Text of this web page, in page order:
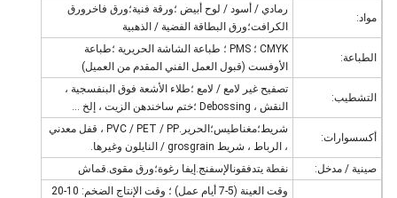
مواد:
رمادي / أسود / لوح أبيض ؛ورقة فنية؛ورق فاخرورق
الكرافت؛ورق البطاقة الفضية / الذهبية
الطباعة:
CMYK ؛ PMS ؛ طباعة الشاشة الحريرية ؛طباعة
الأوفست (قبول العمل الفني المقدم من العميل)
التشطيب:
تصفيح غير لامع / لامع ؛طلاء الأشعة فوق البنفسجية ،
النقش ، Debossing ؛ختم ساخندهن الزيت ، إلخ ...
أكسسوارات:
شريط؛مغناطيس؛الحرير.PVC / PET / PP ، قفل معدني
، الرباط ، شريط grosgrain / النايلون وغيرها.
صينية / مدخل:
نفطة يتدفقونالإسفنج.إيفا رغوة؛ورق مقوى.قماش
وقت العينة (5-7 أيام عمل) ؛ وقت الإنتاج الضخم: 10-20